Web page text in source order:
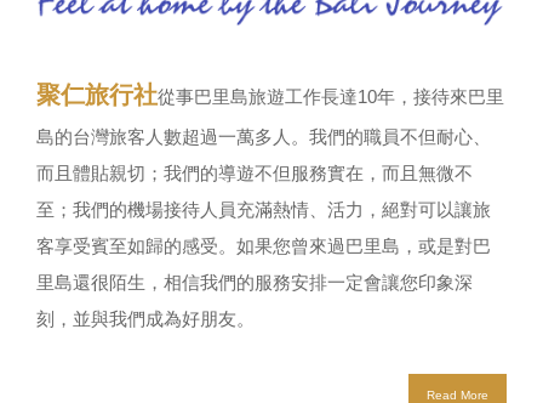
2019.03.08
華航初春輕旅行 3/8-3/12 五天快閃促銷！東南亞單程4千
起！
華航春天促銷來了！華航自3/8~3/12推出「初春輕旅行」官網限時
聚仁旅行社從事巴里島旅遊工作長達10年，接待來巴里
島的台灣旅客人數超過一萬多人。我們的職員不但耐心、
而且體貼親切；我們的導遊不但服務實在，而且無微不
至；我們的機場接待人員充滿熱情、活力，絕對可以讓旅
客享受賓至如歸的感受。如果您曾來過巴里島，或是對巴
里島還很陌生，相信我們的服務安排一定會讓您印象深
刻，並與我們成為好朋友。
Read More